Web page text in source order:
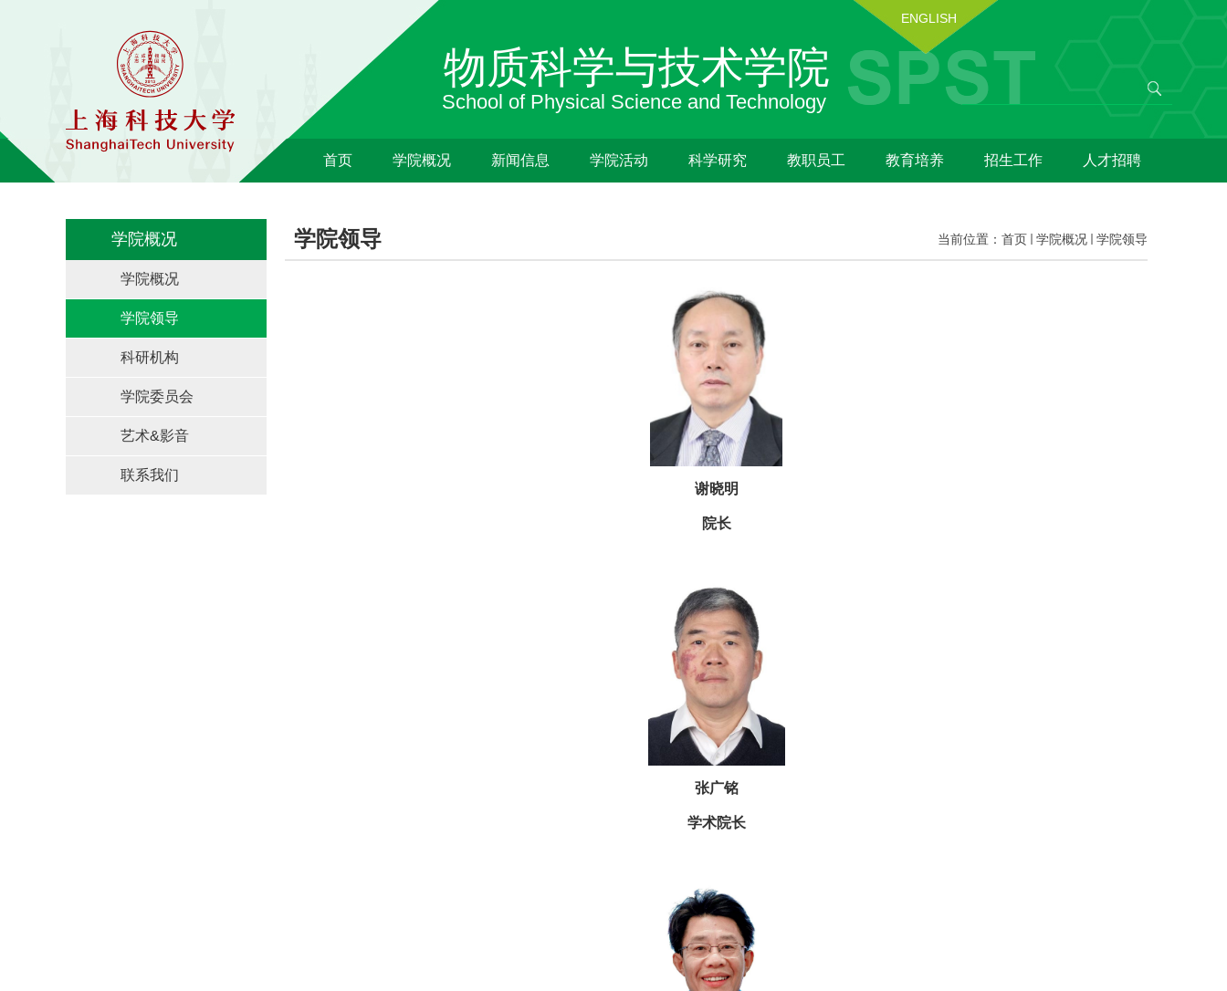
ENGLISH
首页 学院概况 新闻信息 学院活动 科学研究 教职员工 教育培养 招生工作 人才招聘
学院概况
学院概况
学院领导
科研机构
学院委员会
艺术&影音
联系我们
学院领导 当前位置： 首页 学院概况 学院领导
谢晓明
院长
张广铭
学术院长